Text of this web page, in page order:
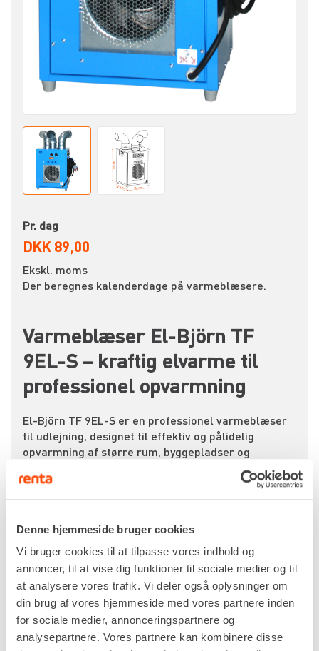
Denne hjemmeside bruger cookies
Vi bruger cookies til at tilpasse vores indhold og
annoncer, til at vise dig funktioner til sociale medier og til
at analysere vores trafik. Vi deler også oplysninger om
din brug af vores hjemmeside med vores partnere inden
for sociale medier, annonceringspartnere og
analysepartnere. Vores partnere kan kombinere disse
Pr. dag
DKK 89,00
Ekskl. moms
Der beregnes kalenderdage på varmeblæsere.
Varmeblæser El-Björn TF
9EL-S – kraftig elvarme til
professionel opvarmning
El-Björn TF 9EL-S er en professionel varmeblæser
til udlejning, designet til effektiv og pålidelig
opvarmning af større rum, byggepladser og
værksteder. Med en ydelse på 4,66–9,16 kW leverer
den masser af varme, selv i kolde og fugtige
omgivelser – uden behov for iltforbrug, ventilation
400V, og den kraftige motor sender 1.250 m³ luft i
timen gennem systemet, hvilket giver en hurtig og
jævn varmefordeling. Du kan nemt justere
temperaturen fra 8 til 32°C, så du får præcis den
varme, du har brug for – uanset om det er til
komfortopvarmning, frostbeskyttelse eller